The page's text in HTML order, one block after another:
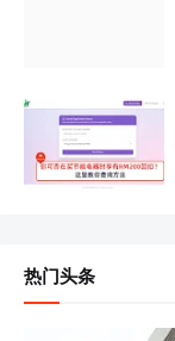
热门头条